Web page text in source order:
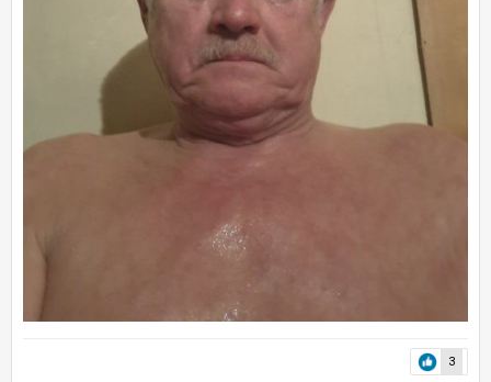
3